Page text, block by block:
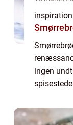
inspiration
ingen
Aalborg,